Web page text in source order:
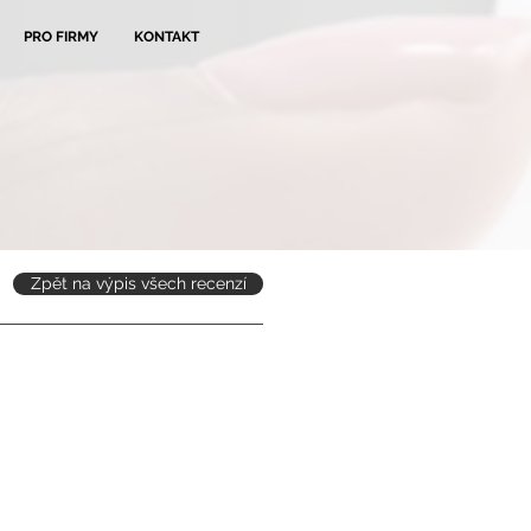
PRO FIRMY KONTAKT
Zpět na výpis všech recenzí